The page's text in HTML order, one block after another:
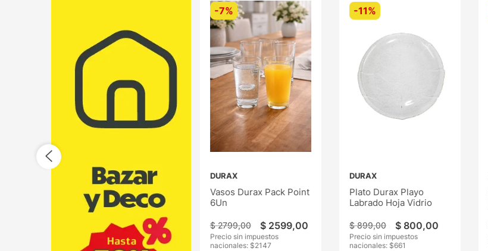
-7%
DURAX
Vasos Durax Pack Point
6Un
$ 2799,00 $ 2599,00
Precio sin impuestos
nacionales: $2147
-11%
DURAX
Plato Durax Playo
Labrado Hoja Vidrio
$ 899,00 $ 800,00
Precio sin impuestos
nacionales: $661